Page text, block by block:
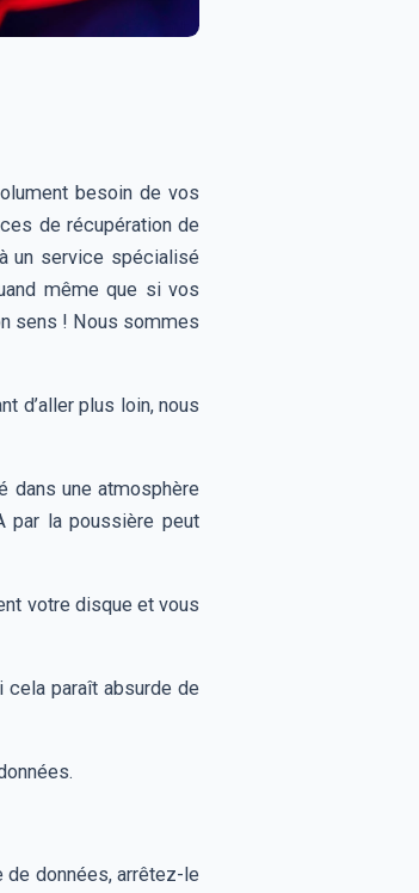
besoin de vos
de récupération de
un service spécialisé
même que si vos
sens ! Nous sommes
d’aller plus loin, nous
dans une atmosphère
par la poussière peut
votre disque et vous
cela paraît absurde de
de données, arrêtez-le